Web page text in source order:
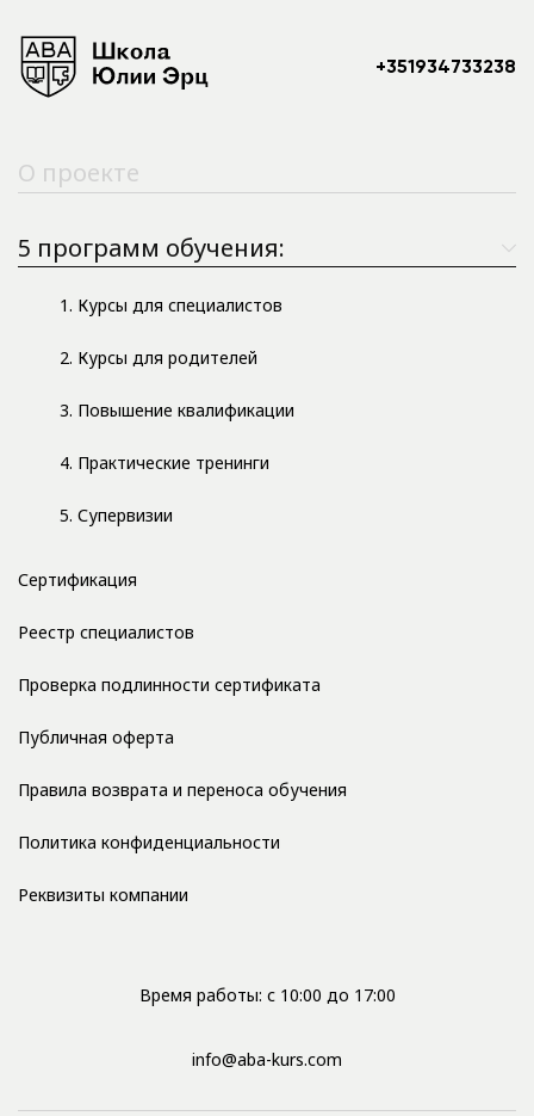
+351934733238
О проекте
5 программ обучения:
1. Курсы для специалистов
2. Курсы для родителей
3. Повышение квалификации
4. Практические тренинги
5. Супервизии
Сертификация
Реестр специалистов
Проверка подлинности сертификата
Публичная оферта
Правила возврата и переноса обучения
Политика конфиденциальности
Реквизиты компании
Время работы: с 10:00 до 17:00
info@aba-kurs.com